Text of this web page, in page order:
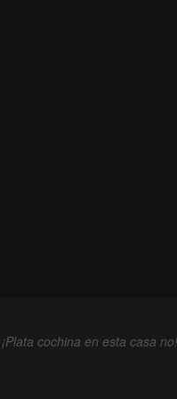
cochina en esta casa